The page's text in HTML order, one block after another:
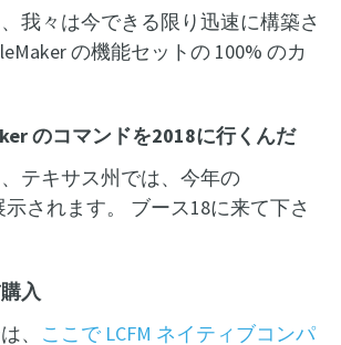
我々は今できる限り迅速に構築さ
の機能セットの 100% のカ
のコマンドを2018に行くんだ
テキサス州では、今年の
示されます。 ブース18に来て下さ
入
、 ここで LCFM ネイティブコンパ